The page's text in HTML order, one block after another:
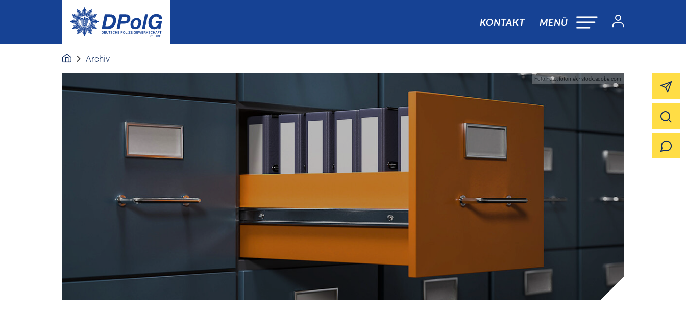
KONTAKT MENÜ
Archiv
Foto:Foto: fotomek - stock.adobe.com